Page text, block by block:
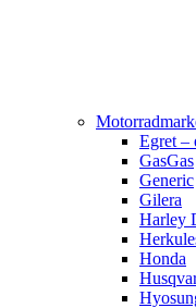
Egret –
GasGas
Generic
Gilera
Harley
Honda